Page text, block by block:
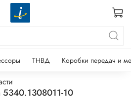
ТНВД Коробки передач и
5340.1308011-10